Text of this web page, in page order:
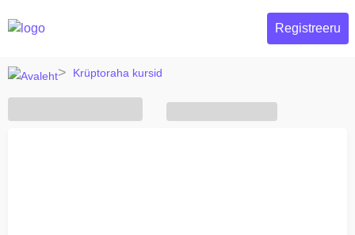
Registreeru
Krüptoraha kursid